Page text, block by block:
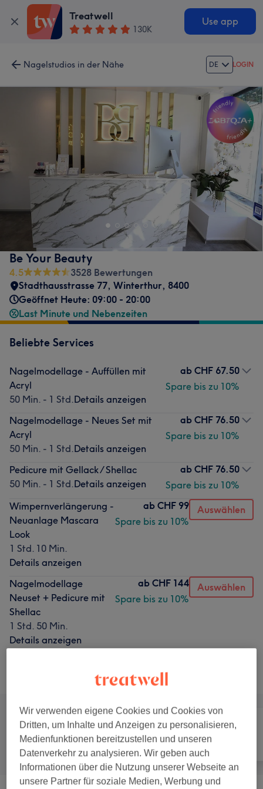
Treatwell
130K
Use app
Nagelstudios in der Nähe DE LOGIN
Be Your Beauty
4.5
3528 Bewertungen
Stadthausstrasse 77, Winterthur, 8400
Geöffnet Heute: 09:00 - 20:00
Last Minute und Nebenzeiten
Beliebte Services
Nagelmodellage - Auffüllen mit
Acryl
50 Min. - 1 Std.Details anzeigen
ab CHF 67.50
Spare bis zu 10%
Nagelmodellage - Neues Set mit
Acryl
50 Min. - 1 Std.Details anzeigen
ab CHF 76.50
Spare bis zu 10%
Pedicure mit Gellack / Shellac
50 Min. - 1 Std.Details anzeigen
ab CHF 76.50
Spare bis zu 10%
Wimpernverlängerung -
Neuanlage Mascara
Look
1 Std. 10 Min.
Details anzeigen
ab CHF 99
Spare bis zu 10%
Auswählen
Nagelmodellage
Neuset + Pedicure mit
Shellac
1 Std. 50 Min.
Details anzeigen
ab CHF 144
Spare bis zu 10%
Auswählen
Alle Nägel
Wir verwenden eigene Cookies und Cookies von
Dritten, um Inhalte und Anzeigen zu personalisieren,
Medienfunktionen bereitzustellen und unseren
Datenverkehr zu analysieren. Wir geben auch
Informationen über die Nutzung unserer Webseite an
unsere Partner für soziale Medien, Werbung und